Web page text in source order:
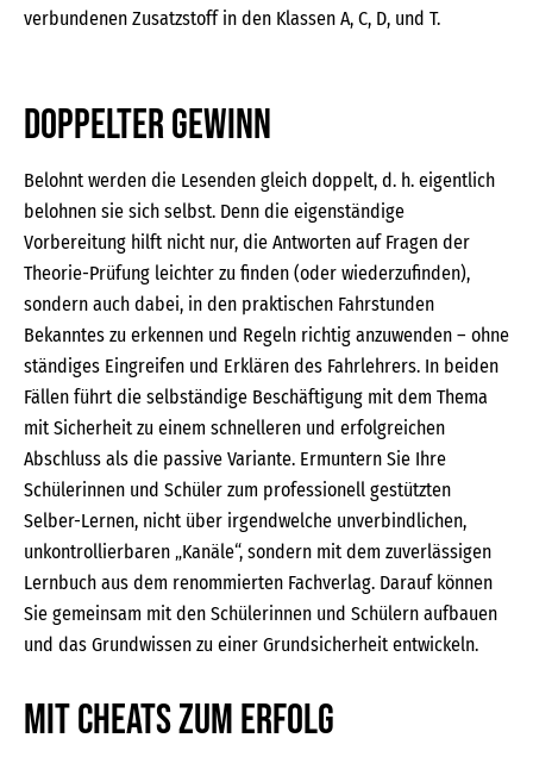
verbundenen Zusatzstoff in den Klassen A, C, D, und T.
Doppelter Gewinn
Belohnt werden die Lesenden gleich doppelt, d. h. eigentlich
belohnen sie sich selbst. Denn die eigenständige
Vorbereitung hilft nicht nur, die Antworten auf Fragen der
Theorie-Prüfung leichter zu finden (oder wiederzufinden),
sondern auch dabei, in den praktischen Fahrstunden
Bekanntes zu erkennen und Regeln richtig anzuwenden – ohne
ständiges Eingreifen und Erklären des Fahrlehrers. In beiden
Fällen führt die selbständige Beschäftigung mit dem Thema
mit Sicherheit zu einem schnelleren und erfolgreichen
Abschluss als die passive Variante. Ermuntern Sie Ihre
Schülerinnen und Schüler zum professionell gestützten
Selber-Lernen, nicht über irgendwelche unverbindlichen,
unkontrollierbaren „Kanäle“, sondern mit dem zuverlässigen
Lernbuch aus dem renommierten Fachverlag. Darauf können
Sie gemeinsam mit den Schülerinnen und Schülern aufbauen
und das Grundwissen zu einer Grundsicherheit entwickeln.
Mit CHEATS zum Erfolg